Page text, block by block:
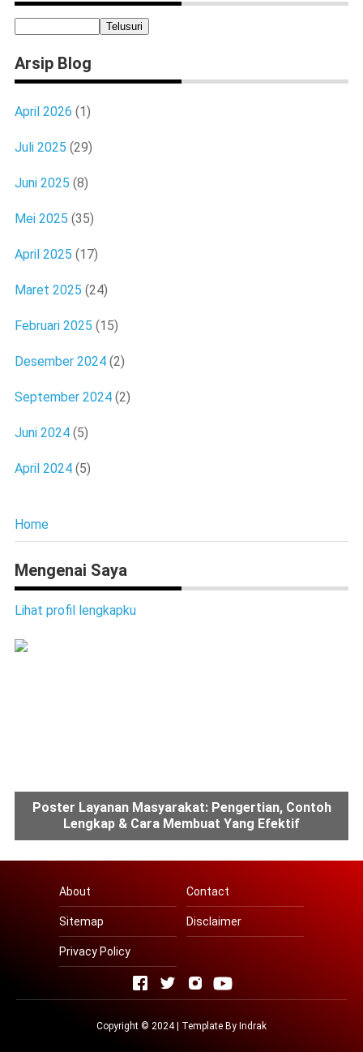
Arsip Blog
April 2026 (1)
Juli 2025 (29)
Juni 2025 (8)
Mei 2025 (35)
April 2025 (17)
Maret 2025 (24)
Februari 2025 (15)
Desember 2024(2)
September 2024(2)
Juni 2024(5)
April 2024(5)
Home
Mengenai Saya
Lihat profil lengkapku
Poster Layanan Masyarakat: Pengertian, Contoh
Lengkap & Cara Membuat Yang Efektif
About Contact
Sitemap Disclaimer
Privacy Policy
Copyright © 2024 | Template By Indrak